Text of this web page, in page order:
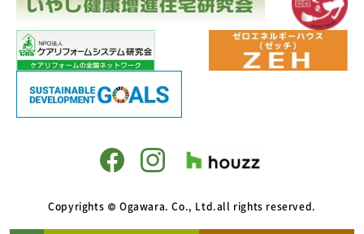
Copyrights © Ogawara. Co., Ltd.all rights reserved.